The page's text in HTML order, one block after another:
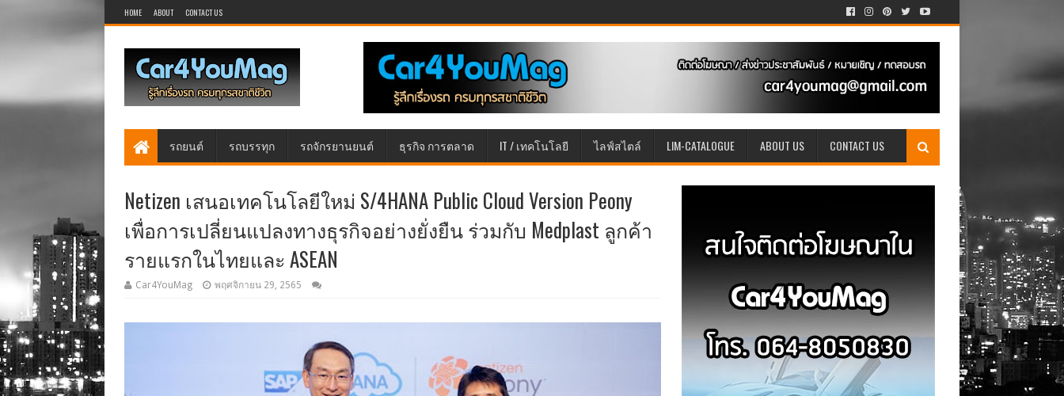
HOME ABOUT CONTACT US
รถยนต์ รถบรรทุก รถจักรยานยนต์ ธุรกิจ การตลาด IT / เทคโนโลยี ไลฟ์สไตล์ LIM-CATALOGUE ABOUT US CONTACT US
Netizen เสนอเทคโนโลยีใหม่ S/4HANA Public Cloud Version Peony
เพื่อการเปลี่ยนแปลงทางธุรกิจอย่างยั่งยืน ร่วมกับ Medplast ลูกค้า
รายแรกในไทยและ ASEAN
Car4YouMag พฤศจิกายน 29, 2565